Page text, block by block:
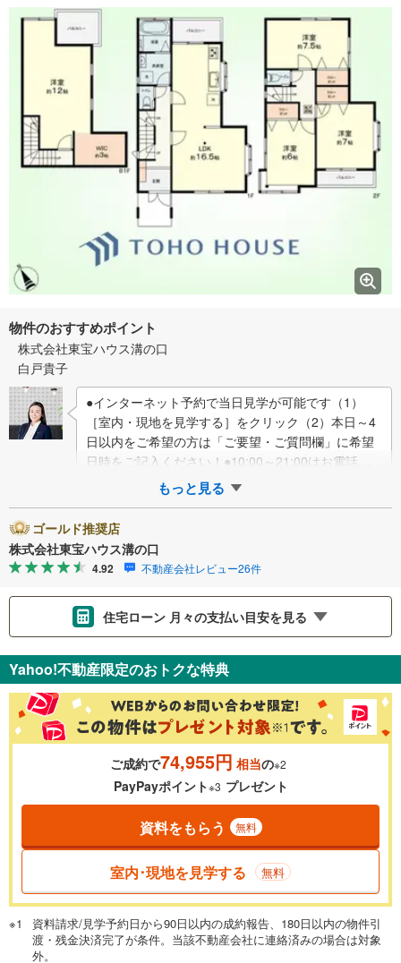
物件のおすすめポイント
株式会社東宝ハウス溝の口
白戸貴子
●インターネット予約で当日見学が可能です（1）
［室内・現地を見学する］をクリック（2）本日～4
日以内をご希望の方は「ご要望・ご質問欄」に希望
日時をご記入ください！●10:00～21:00はお電話で
のお問い合わせがスムーズです。【Y…
もっと見る
ゴールド推奨店
株式会社東宝ハウス溝の口
4.92 不動産会社レビュー26件
住宅ローン 月々の支払い目安を見る
金利 ％
0.01%
一般的には最長35年まで借り入れ可能です。多くの金融機関
が完済時の年齢は80歳までを条件としています。
閉じる
頭金 万円
Yahoo!不動産限定のおトクな特典
ご成約で74,955円 相当の※2
PayPayポイント※3 プレゼント
資料をもらう 無料
室内･現地を見学する 無料
資料請求/見学予約日から90日以内の成約報告、180日以内の物件引
渡・残金決済完了が条件。当該不動産会社に連絡済みの場合は対象
外。